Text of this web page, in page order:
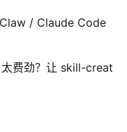
/ Claude Code
费劲？让 skill-creat